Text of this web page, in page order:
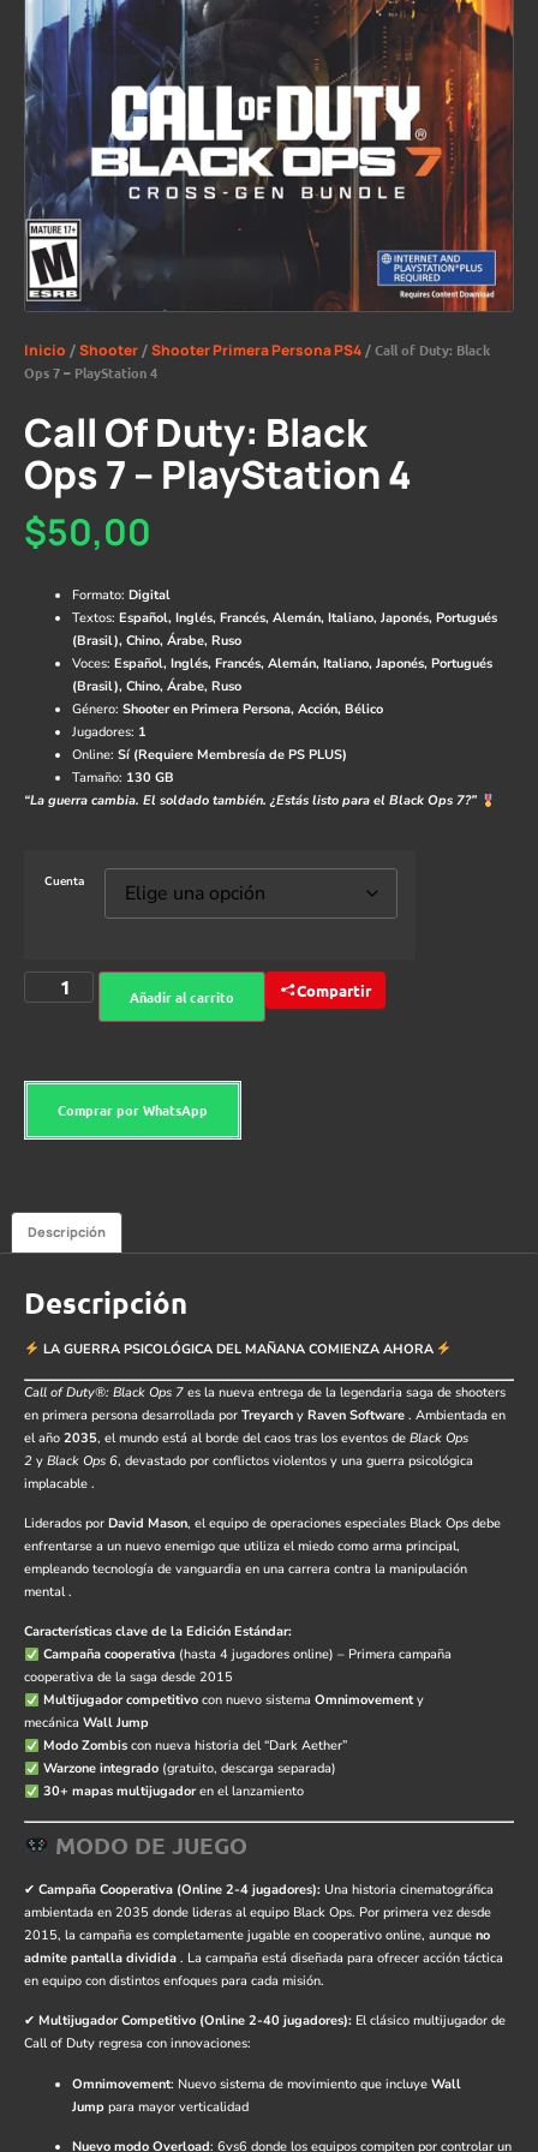
Inicio /Shooter /Shooter Primera Persona PS4 / Call of Duty: Black
Ops 7 – PlayStation 4
Call Of Duty: Black
Ops 7 – PlayStation 4
$50,00
Formato: Digital
Textos: Español, Inglés, Francés, Alemán, Italiano, Japonés, Portugués
(Brasil), Chino, Árabe, Ruso
Voces: Español, Inglés, Francés, Alemán, Italiano, Japonés, Portugués
(Brasil), Chino, Árabe, Ruso
Género: Shooter en Primera Persona, Acción, Bélico
Jugadores: 1
Online: Sí (Requiere Membresía de PS PLUS)
Tamaño: 130 GB
“La guerra cambia. El soldado también. ¿Estás listo para el Black Ops 7?”
Cuenta
Añadir al carrito Compartir
Comprar por WhatsApp
Descripción
Descripción
LA GUERRA PSICOLÓGICA DEL MAÑANA COMIENZA AHORA
Call of Duty®: Black Ops 7 es la nueva entrega de la legendaria saga de shooters
en primera persona desarrollada por Treyarch y Raven Software . Ambientada en
el año 2035, el mundo está al borde del caos tras los eventos de Black Ops
2 y Black Ops 6, devastado por conflictos violentos y una guerra psicológica
implacable .
Liderados por David Mason, el equipo de operaciones especiales Black Ops debe
enfrentarse a un nuevo enemigo que utiliza el miedo como arma principal,
empleando tecnología de vanguardia en una carrera contra la manipulación
mental.
Características clave de la Edición Estándar:
Campaña cooperativa(hasta 4 jugadores online) – Primera campaña
cooperativa de la saga desde 2015
Multijugador competitivocon nuevo sistema Omnimovementy
mecánica Wall Jump
Modo Zombiscon nueva historia del “Dark Aether”
Warzone integrado(gratuito, descarga separada)
30+ mapas multijugadoren el lanzamiento
MODO DE JUEGO
✔ Campaña Cooperativa (Online 2-4 jugadores): Una historia cinematográfica
ambientada en 2035 donde lideras al equipo Black Ops. Por primera vez desde
2015, la campaña es completamente jugable en cooperativo online, aunque no
admite pantalla dividida . La campaña está diseñada para ofrecer acción táctica
en equipo con distintos enfoques para cada misión.
✔ Multijugador Competitivo (Online 2-40 jugadores): El clásico multijugador de
Call of Duty regresa con innovaciones:
Omnimovement: Nuevo sistema de movimiento que incluye Wall
Jump para mayor verticalidad
Nuevo modo Overload: 6vs6 donde los equipos compiten por controlar un